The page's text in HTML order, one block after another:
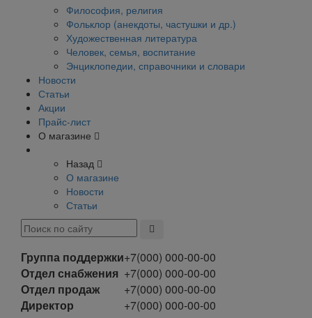
Философия, религия
Фольклор (анекдоты, частушки и др.)
Художественная литература
Человек, семья, воспитание
Энциклопедии, справочники и словари
Новости
Статьи
Акции
Прайс-лист
О магазине
Назад
О магазине
Новости
Статьи
Группа поддержки+7(000) 000-00-00
Отдел снабжения +7(000) 000-00-00
Отдел продаж
+7(000) 000-00-00
Директор
+7(000) 000-00-00